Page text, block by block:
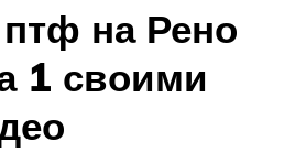
на Рено
1 своими